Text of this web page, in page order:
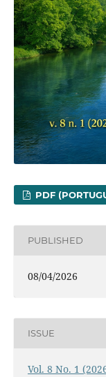
PDF
PUBLISHED
08/04/2026
ISSUE
Vol. 8 No. 1